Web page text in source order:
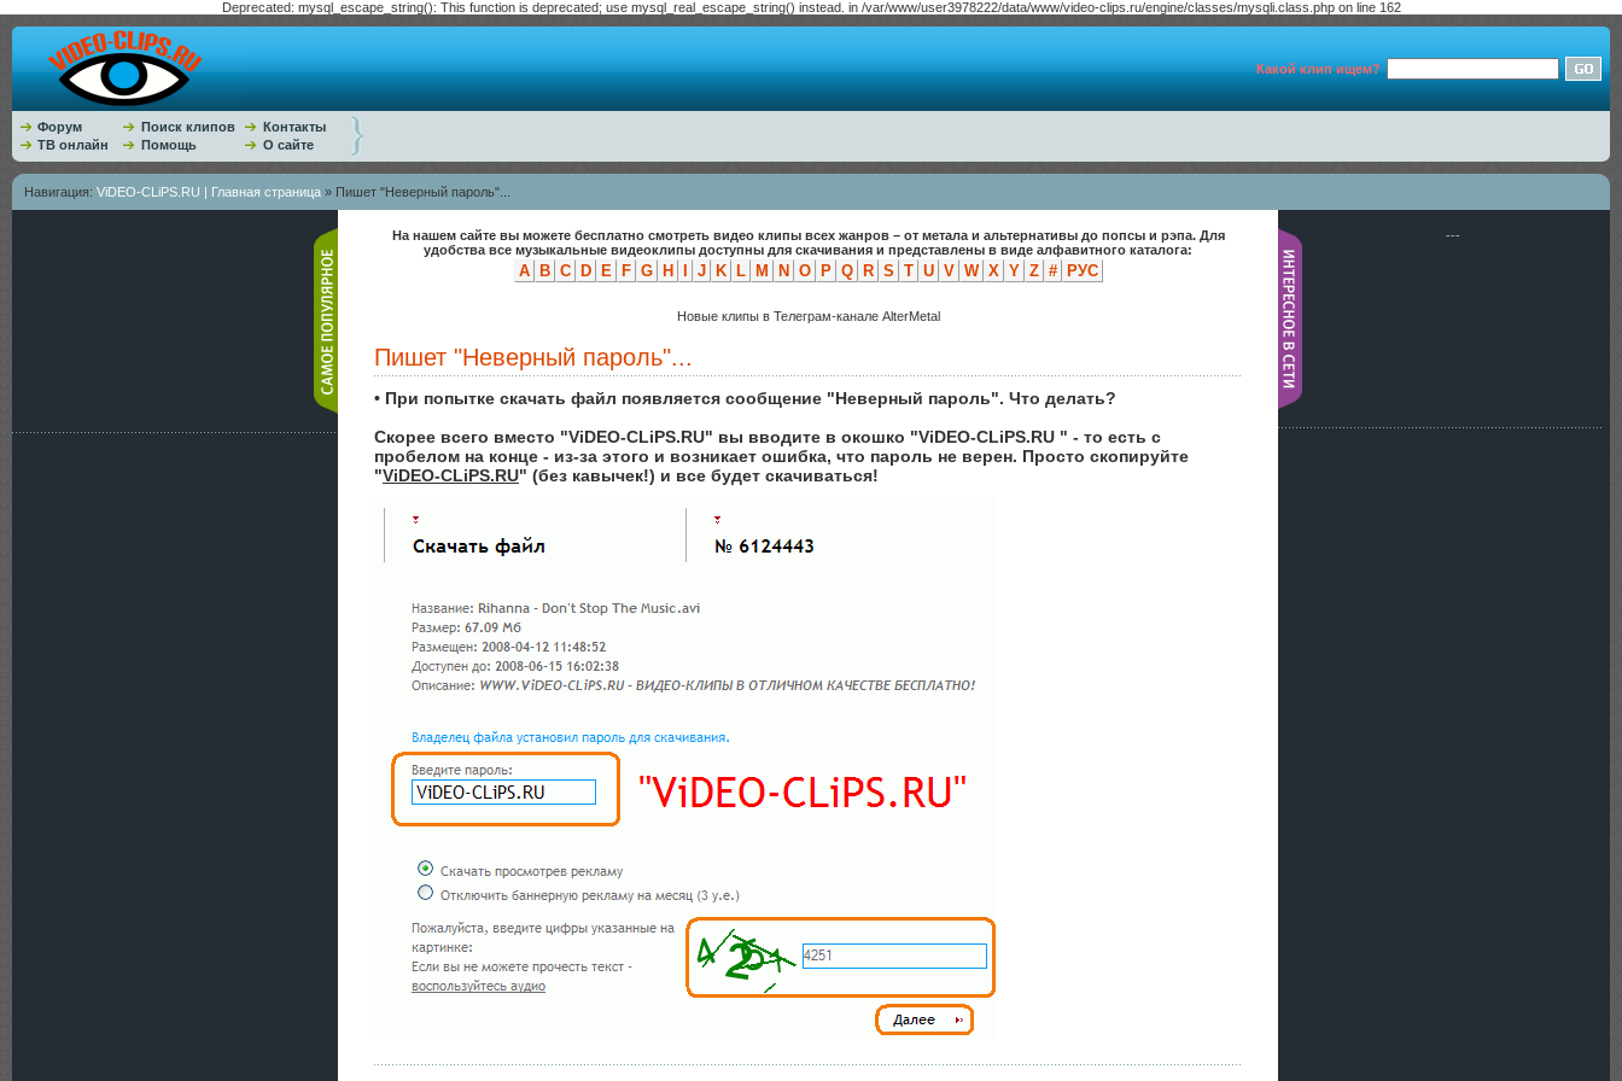
Deprecated: mysql_escape_string(): This function is deprecated; use mysql_real_escape_string() instead. in /var/www/user3978222/data/www/video-clips.ru/engine/classes/mysqli.class.php on line 162
Какой клип ищем?
Форум Поиск клипов
Контакты
ТВ онлайн
Помощь О сайте
Навигация: ViDEO-CLiPS.RU | Главная страница » Пишет "Неверный пароль"...
На нашем сайте вы можете бесплатно смотреть видео клипы всех жанров – от метала и альтернативы до попсы и рэпа. Для
удобства все музыкальные видеоклипы доступны для скачивания и представлены в виде алфавитного каталога:
A B C D E F G H J K L M N O P Q R S T U V W X Y Z # РУС
Новые клипы в Телеграм-канале AlterMetal
Пишет "Неверный пароль"...
• При попытке скачать файл появляется сообщение "Неверный пароль". Что делать?
Скорее всего вместо "ViDEO-CLiPS.RU" вы вводите в окошко "ViDEO-CLiPS.RU " - то есть с
пробелом на конце - из-за этого и возникает ошибка, что пароль не верен. Просто скопируйте
"ViDEO-CLiPS.RU" (без кавычек!) и все будет скачиваться!
---